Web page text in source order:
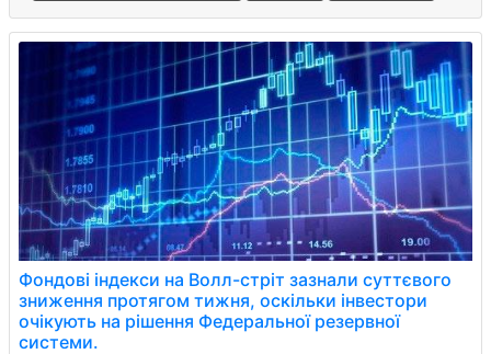
Фондові індекси на Волл-стріт зазнали суттєвого
зниження протягом тижня, оскільки інвестори
очікують на рішення Федеральної резервної
системи.